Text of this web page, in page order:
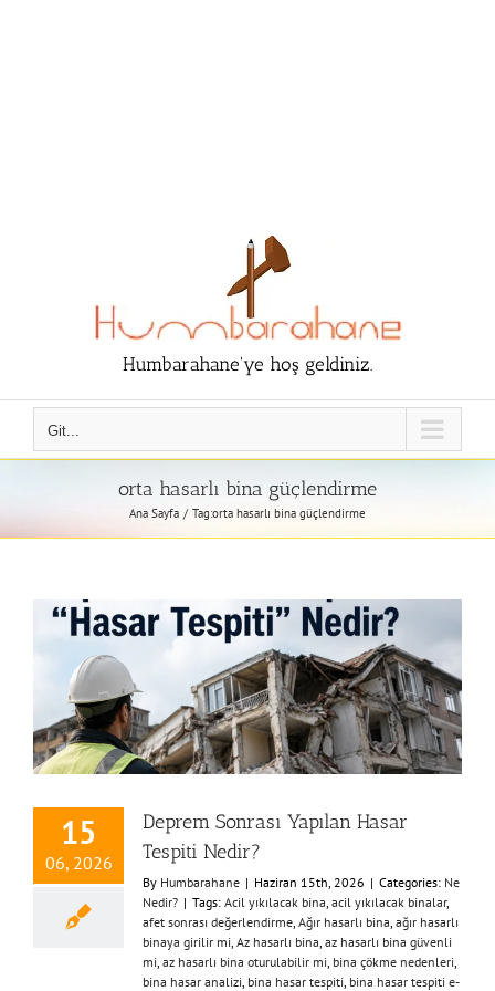
Humbarahane'ye hoş geldiniz.
Git...
orta hasarlı bina güçlendirme
Ana Sayfa Tag:orta hasarlı bina güçlendirme
15
06, 2026
Deprem Sonrası Yapılan Hasar
Tespiti Nedir?
By Humbarahane | Haziran 15th, 2026 | Categories: Ne
Nedir? | Tags: Acil yıkılacak bina acil yıkılacak binalar,
afet sonrası değerlendirme Ağır hasarlı bina ağır hasarlı
binaya girilir mi Az hasarlı bina az hasarlı bina güvenli
mi az hasarlı bina oturulabilir mi bina çökme nedenleri
bina hasar analizi bina hasar tespiti bina hasar tespiti e-